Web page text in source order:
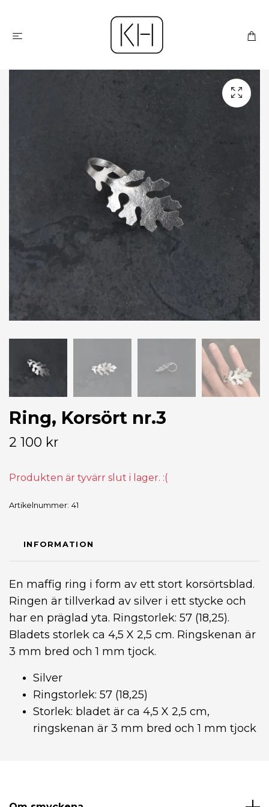
Ring, Korsört nr.3
2 100 kr
Produkten är tyvärr slut i lager. :(
Artikelnummer: 41
INFORMATION
En maffig ring i form av ett stort korsörtsblad.
Ringen är tillverkad av silver i ett stycke och
har en präglad yta. Ringstorlek: 57 (18,25).
Bladets storlek ca 4,5 X 2,5 cm. Ringskenan är
3 mm bred och 1 mm tjock.
Silver
Ringstorlek: 57 (18,25)
Storlek: bladet är ca 4,5 X 2,5 cm,
ringskenan är 3 mm bred och 1 mm tjock